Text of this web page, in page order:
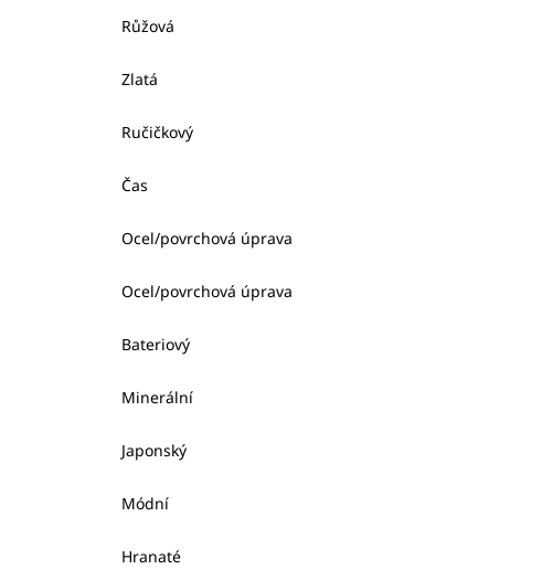
Růžová
Zlatá
Ručičkový
Čas
Ocel/povrchová úprava
Ocel/povrchová úprava
Bateriový
Minerální
Japonský
Módní
Hranaté